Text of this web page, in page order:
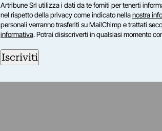
Artribune Srl utilizza i dati da te forniti per tenerti
nel rispetto della privacy come indicato nellanostra
personali verranno trasferiti su MailChimp e trattati
informativa. Potrai disiscriverti in qualsiasi momento
Iscriviti